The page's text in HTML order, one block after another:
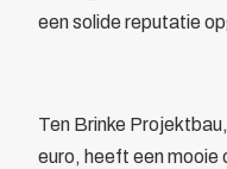
Beveiliging
Energiekosten
Juridische
een solide reputatie
Ten Brinke
euro, heeft een mooie